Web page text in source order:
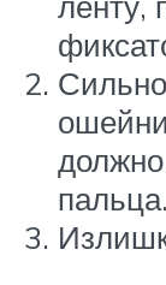
пальца.